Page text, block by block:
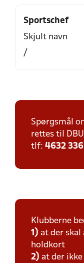
Sportschef
Skjult navn
/
Spørgsmål
rettes til
tlf: 4632
Klubberne
1) at der skal
holdkort
2) at der